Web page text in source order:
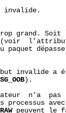
invalide.
grand. Soit
paquet
invalide a
).
n’a  pas
processus
peuvent le